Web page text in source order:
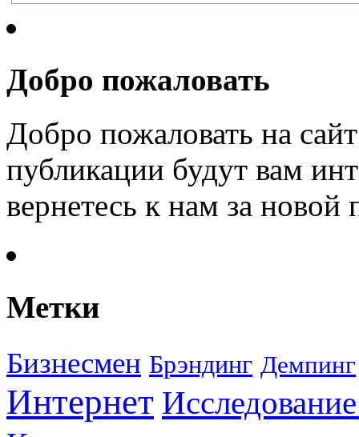
Добро пожаловать
Добро пожаловать на
публикации будут вам
вернетесь к нам за
Метки
Бизнесмен Брэндинг Демпинг
Интернет